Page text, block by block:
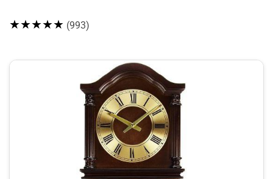
★★★★★ (993)